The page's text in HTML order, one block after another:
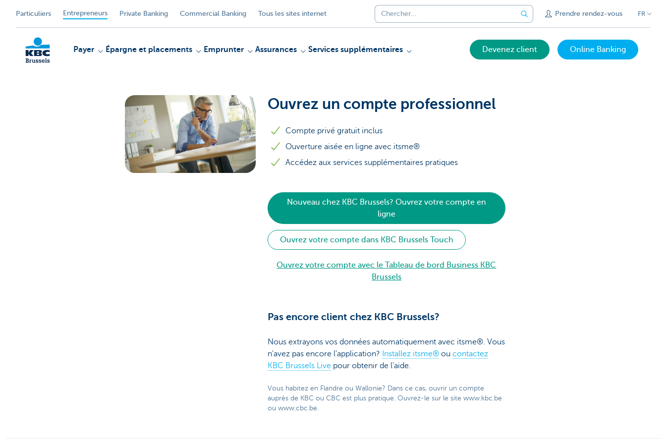
Particuliers Entrepreneurs Private Banking Commercial Banking Tous les sites internet Prendre rendez-vous FR
Payer Épargne et placements Emprunter Assurances Services supplémentaires Devenez client Online Banking
Ouvrez un compte professionnel
Compte privé gratuit inclus
Ouverture aisée en ligne avec itsme®
Accédez aux services supplémentaires pratiques
Nouveau chez KBC Brussels? Ouvrez votre compte en
ligne
Ouvrez votre compte dans KBC Brussels Touch
Ouvrez votre compte avec le Tableau de bord Business KBC
Brussels
Pas encore client chez KBC Brussels?
Nous extrayons vos données automatiquement avec itsme®. Vous
n'avez pas encore l'application? Installez itsme®ou contactez
KBC Brussels Live pour obtenir de l'aide.
Vous habitez en Flandre ou Wallonie? Dans ce cas, ouvrir un compte
auprès de KBC ou CBC est plus pratique. Ouvrez-le sur le site www.kbc.be
ou www.cbc.be.